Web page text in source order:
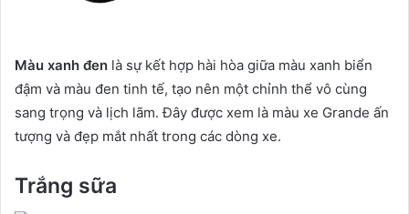
Màu xanh đen là sự kết hợp hài hòa giữa màu xanh biển
đậm và màu đen tinh tế, tạo nên một chỉnh thể vô cùng
sang trọng và lịch lãm. Đây được xem là màu xe Grande ấn
tượng và đẹp mắt nhất trong các dòng xe.
Trắng sữa